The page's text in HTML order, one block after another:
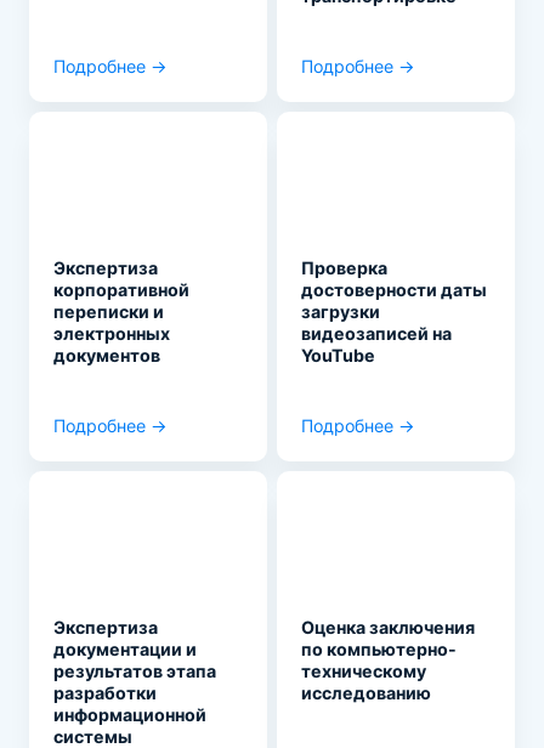
Подробнее → Подробнее →
Экспертиза
корпоративной
переписки и
электронных
документов
Подробнее →
Проверка
достоверности даты
загрузки
видеозаписей на
YouTube
Подробнее →
Экспертиза
документации и
результатов этапа
разработки
информационной
системы
Оценка заключения
по компьютерно-
техническому
исследованию